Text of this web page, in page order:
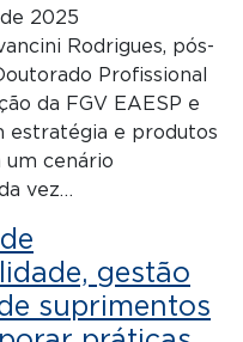
2025
Rodrigues, pós-
Profissional
da FGV EAESP e
estratégia e produtos
cenário
vez…
gestão
suprimentos